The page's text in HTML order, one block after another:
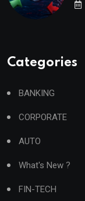
Categories
BANKING
CORPORATE
AUTO
What's New ?
FIN-TECH